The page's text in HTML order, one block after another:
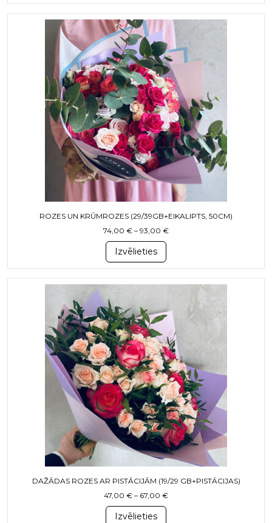
ROZES UN KRŪMROZES (29/39GB+EIKALIPTS, 50CM)
74,00 € – 93,00 €Price range: 74,00 €
Izvēlieties
This product has multiple variants.
DAŽĀDAS ROZES AR PISTĀCIJĀM (19/29 GB+PISTĀCIJAS)
47,00 € – 67,00 €Price range: 47,00 €
Izvēlieties
This product has multiple variants.